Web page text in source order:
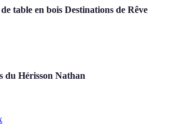
table en bois Destinations de Rêve
du Hérisson Nathan